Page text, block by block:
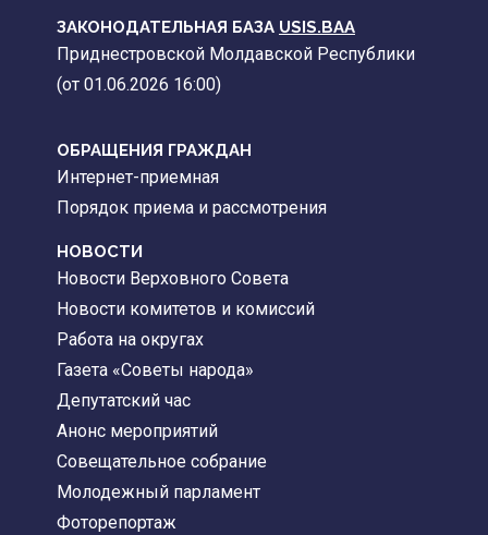
ЗАКОНОДАТЕЛЬНАЯ БАЗА USIS.BAA
Приднестровской Молдавской Республики
(от 01.06.2026 16:00)
ОБРАЩЕНИЯ ГРАЖДАН
Интернет-приемная
Порядок приема и рассмотрения
НОВОСТИ
Новости Верховного Совета
Новости комитетов и комиссий
Работа на округах
Газета «Советы народа»
Депутатский час
Анонс мероприятий
Совещательное собрание
Молодежный парламент
Фоторепортаж